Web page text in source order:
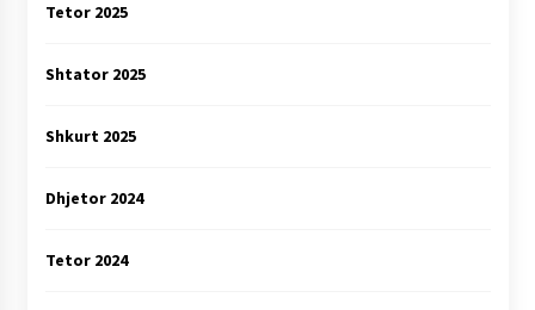
Tetor 2025
Shtator 2025
Shkurt 2025
Dhjetor 2024
Tetor 2024